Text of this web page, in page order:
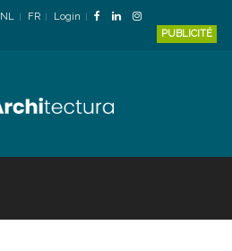
NL FR
Login
PUBLICITÉ